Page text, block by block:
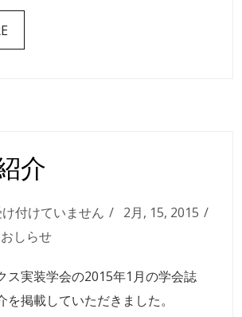
介
付けていません
2月, 15, 2015
おしらせ
ス実装学会の2015年1月の学会誌
を掲載していただきました。